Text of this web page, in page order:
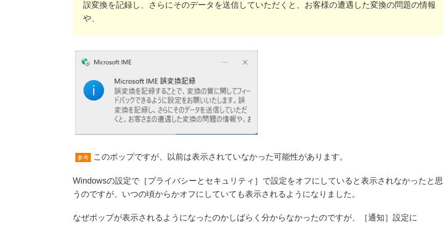
誤変換を記録し、さらにそのデータを送信していただくと、お客様の遭遇した変換の問題の情報
や、
参考 このポップですが、以前は表示されていなかった可能性があります。
Windowsの設定で［プライバシーとセキュリティ］で設定をオフにしていると表示されなかったと思
うのですが、いつの頃からかオフにしていても表示されるようになりました。
なぜポップが表示されるようになったのかしばらく分からなかったのですが、［通知］設定に